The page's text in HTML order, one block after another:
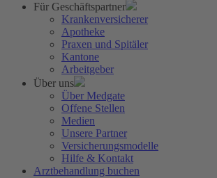
Für Geschäftspartner
Krankenversicherer
Apotheke
Praxen und Spitäler
Kantone
Arbeitgeber
Über uns
Über Medgate
Offene Stellen
Medien
Unsere Partner
Versicherungsmodelle
Hilfe & Kontakt
Arztbehandlung buchen